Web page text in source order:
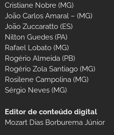
Cristiane Nobre (MG)
João Carlos Amaral – (MG)
João Zuccaratto (ES)
Nilton Guedes (PA)
Rafael Lobato (MG)
Rogério Almeida (PB)
Rogério Zola Santiago (MG)
Rosilene Campolina (MG)
Sérgio Neves (MG)
Editor de conteúdo digital
Mozart Dias Borburema Júnior